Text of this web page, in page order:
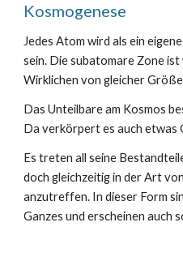
Kosmogenese
Jedes Atom wird als ein
sein. Die subatomare Zone ist
Wirklichen von gleicher
Das Unteilbare am Kosmos
Da verkörpert es auch etwas
Es treten all seine
doch gleichzeitig in der Art
anzutreffen. In dieser Form
Ganzes und erscheinen auch